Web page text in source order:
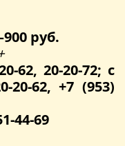
руб.
62, 20-20-72; с
20-62, +7 (953)
44-69